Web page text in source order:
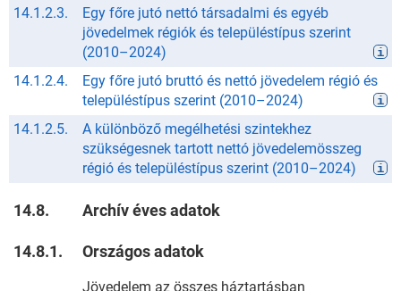
14.1.2.3.
Egy főre jutó nettó társadalmi és egyéb
jövedelmek régiók és településtípus szerint
(2010–2024)
14.1.2.4.
Egy főre jutó bruttó és nettó jövedelem régió és
településtípus szerint (2010–2024)
14.1.2.5.
A különböző megélhetési szintekhez
szükségesnek tartott nettó jövedelemösszeg
régió és településtípus szerint (2010–2024)
14.8. Archív éves adatok
14.8.1. Országos adatok
Jövedelem az összes háztartásban